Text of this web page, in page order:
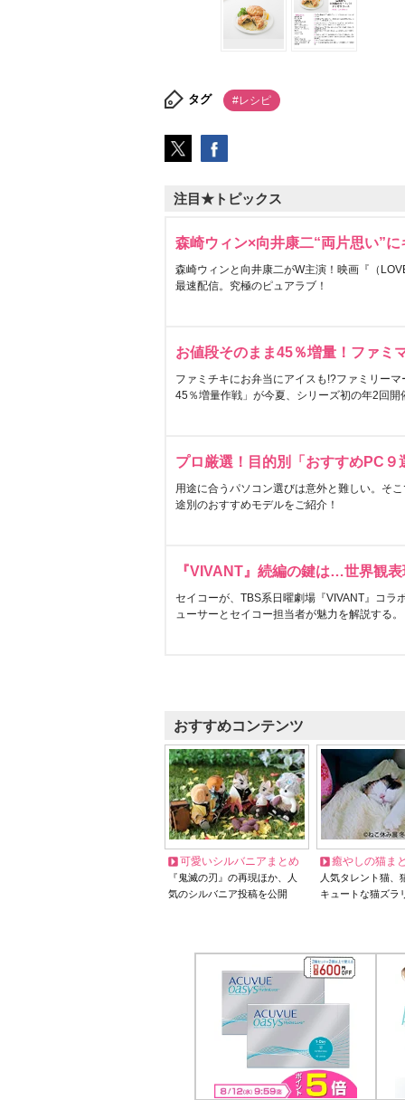
タグ #レシピ
注目★トピックス
森崎ウィン×向井康二“両片思い”
森崎ウィンと向井康二がW主演！映画『（
最速配信。究極のピュアラブ！
お値段そのまま45％増量！ファミ
ファミチキにお弁当にアイスも!?ファミリー
45％増量作戦」が今夏、シリーズ初の年2回開
プロ厳選！目的別「おすすめPC９
用途に合うパソコン選びは意外と難しい。そ
途別のおすすめモデルをご紹介！
『VIVANT』続編の鍵は…世界観
セイコーが、TBS系日曜劇場『VIVANT』コラ
ューサーとセイコー担当者が魅力を解説する。
おすすめコンテンツ
可愛いシルバニアまとめ
『鬼滅の刃』の再現ほか、人
気のシルバニア投稿を公開
癒やしの猫ま
人気タレント猫
キュートな猫ズラ